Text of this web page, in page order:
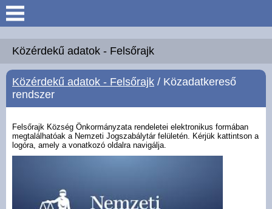
Keresés
Köszöntő
Hírek
Polgármesteri Hivatal
Közérdekű adatok - Felsőrajk
Közérdekű adatok - Felsőrajk / Közadatkereső
rendszer
Felsőrajk Község Önkormányzata rendeletei elektronikus formában
megtalálhatóak a Nemzeti Jogszabálytár felületén. Kérjük kattintson a
logóra, amely a vonatkozó oldalra navigálja.